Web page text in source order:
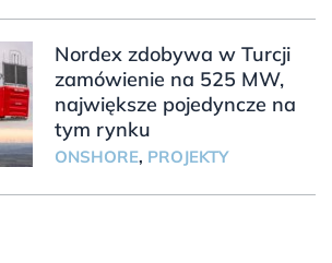
Nordex zdobywa w Turcji
zamówienie na 525 MW,
największe pojedyncze na
tym rynku
ONSHORE, PROJEKTY